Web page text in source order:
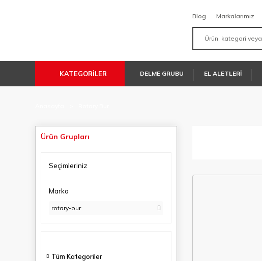
Blog Markalarımız
KATEGORİLER DELME GRUBU EL ALETLERİ
Ürün Grupları
Seçimleriniz
Marka
rotary-bur
Tüm Kategoriler